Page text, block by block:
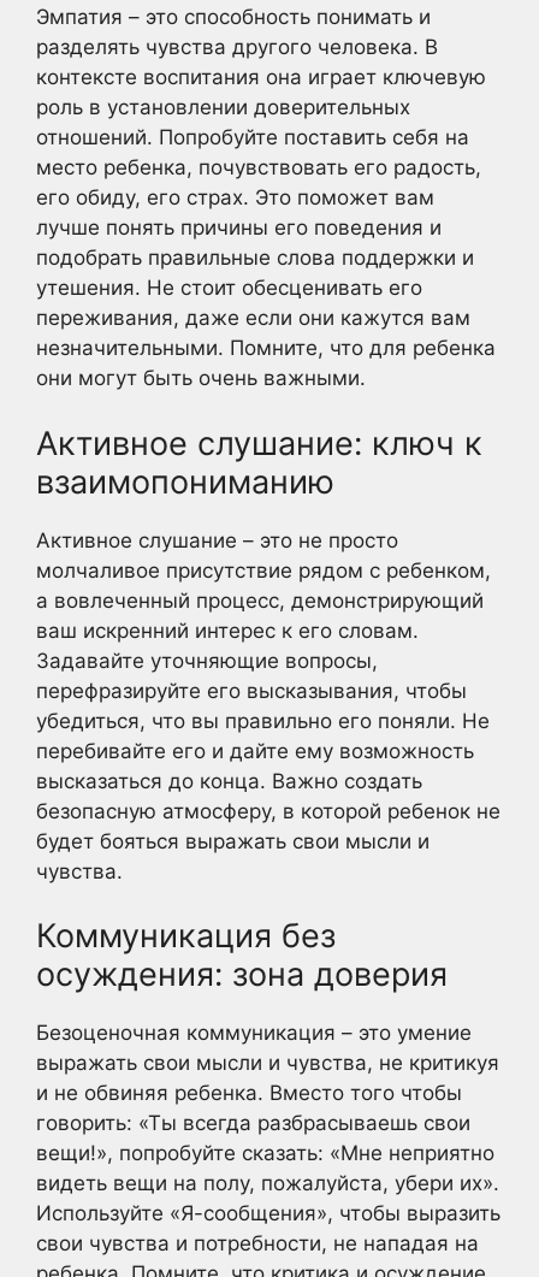
Эмпатия – это способность понимать и
разделять чувства другого человека. В
контексте воспитания она играет ключевую
роль в установлении доверительных
отношений. Попробуйте поставить себя на
место ребенка, почувствовать его радость,
его обиду, его страх. Это поможет вам
лучше понять причины его поведения и
подобрать правильные слова поддержки и
утешения. Не стоит обесценивать его
переживания, даже если они кажутся вам
незначительными. Помните, что для ребенка
они могут быть очень важными.
Активное слушание: ключ к
взаимопониманию
Активное слушание – это не просто
молчаливое присутствие рядом с ребенком,
а вовлеченный процесс, демонстрирующий
ваш искренний интерес к его словам.
Задавайте уточняющие вопросы,
перефразируйте его высказывания, чтобы
убедиться, что вы правильно его поняли. Не
перебивайте его и дайте ему возможность
высказаться до конца. Важно создать
безопасную атмосферу, в которой ребенок не
будет бояться выражать свои мысли и
чувства.
Коммуникация без
осуждения: зона доверия
Безоценочная коммуникация – это умение
выражать свои мысли и чувства, не критикуя
и не обвиняя ребенка. Вместо того чтобы
говорить: «Ты всегда разбрасываешь свои
вещи!», попробуйте сказать: «Мне неприятно
видеть вещи на полу, пожалуйста, убери их».
Используйте «Я-сообщения», чтобы выразить
свои чувства и потребности, не нападая на